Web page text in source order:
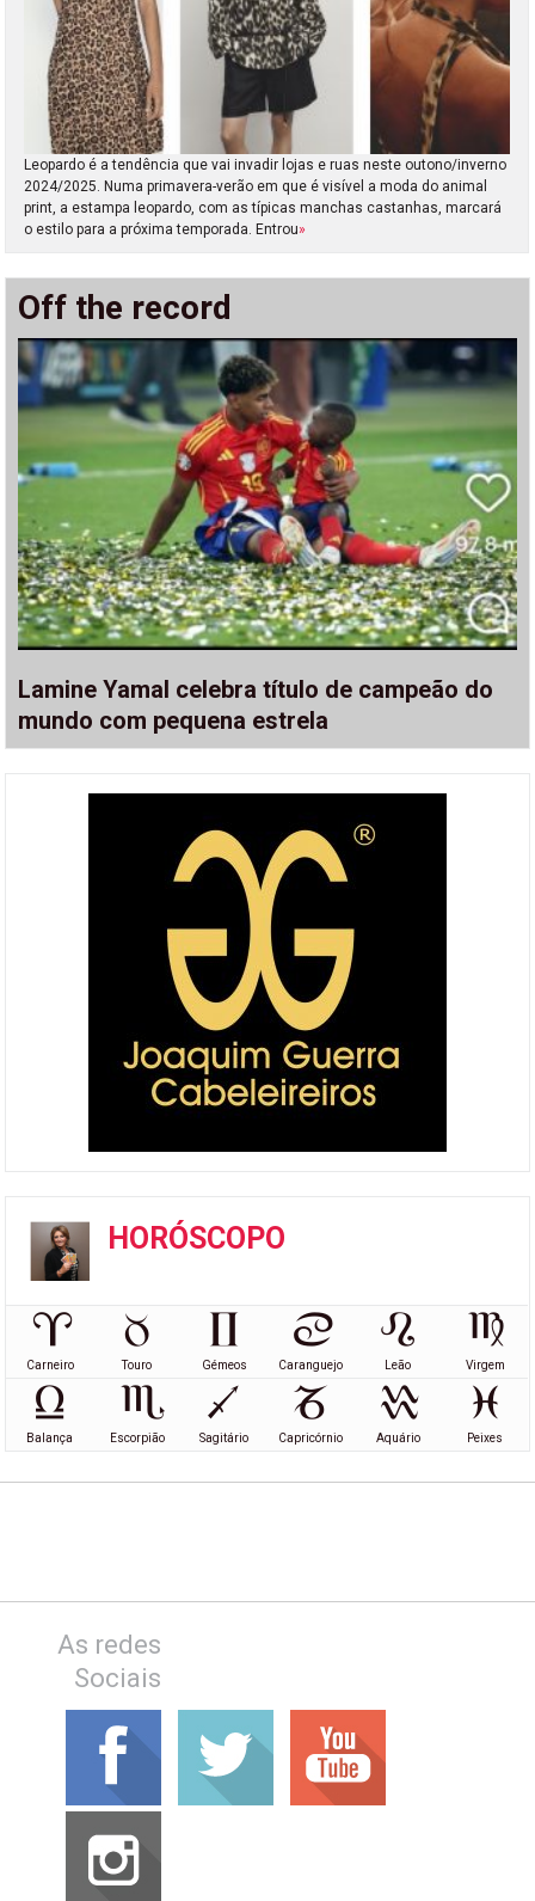
Leopardo é a tendência que vai invadir lojas e ruas neste outono/inverno
2024/2025. Numa primavera-verão em que é visível a moda do animal
print, a estampa leopardo, com as típicas manchas castanhas, marcará
o estilo para a próxima temporada. Entrou»
Off the record
Lamine Yamal celebra título de campeão do
mundo com pequena estrela
HORÓSCOPO
Carneiro Touro Gémeos Caranguejo Leão Virgem
Balança Escorpião Sagitário Capricórnio Aquário Peixes
As redes
Sociais